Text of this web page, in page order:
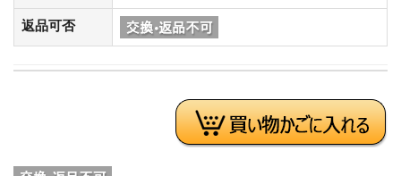
返品可否